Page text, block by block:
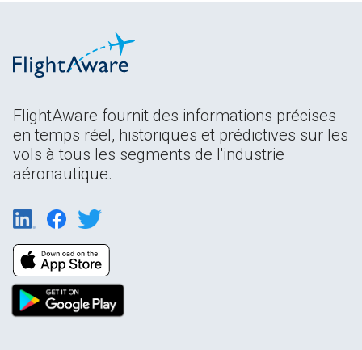
FlightAware fournit des informations précises
en temps réel, historiques et prédictives sur les
vols à tous les segments de l'industrie
aéronautique.